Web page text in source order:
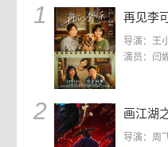
1 再见李
导演：王
演员：闫妮 谭松韵 吴京 蒋龙
2 画江湖
导演：周